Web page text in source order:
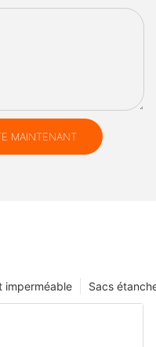
MAINTENANT
Sacs
imperméable